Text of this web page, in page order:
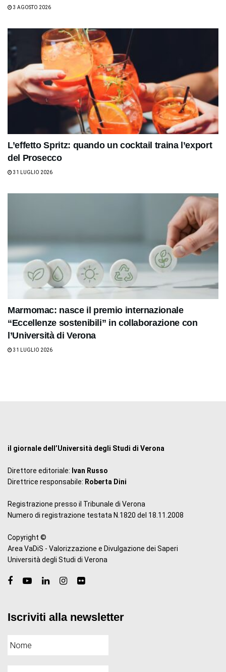
3 AGOSTO 2026
L’effetto Spritz: quando un cocktail traina l’export
del Prosecco
31 LUGLIO 2026
Marmomac: nasce il premio internazionale
“Eccellenze sostenibili” in collaborazione con
l’Università di Verona
31 LUGLIO 2026
il giornale dell’Università degli Studi di Verona
Direttore editoriale: Ivan Russo
Direttrice responsabile: Roberta Dini
Registrazione presso il Tribunale di Verona
Numero di registrazione testata N.1820 del 18.11.2008
Copyright ©
Area VaDiS - Valorizzazione e Divulgazione dei Saperi
Università degli Studi di Verona
Iscriviti alla newsletter